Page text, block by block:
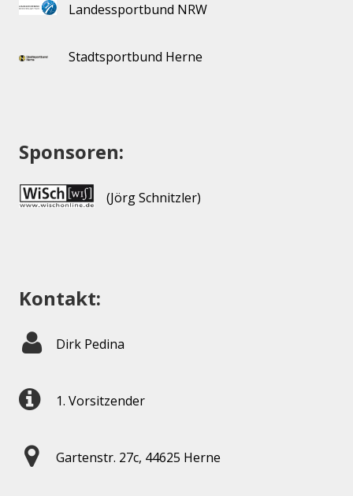
Landessportbund NRW
Stadtsportbund Herne
Sponsoren:
(Jörg Schnitzler)
Kontakt:
Dirk Pedina
1. Vorsitzender
Gartenstr. 27c, 44625 Herne